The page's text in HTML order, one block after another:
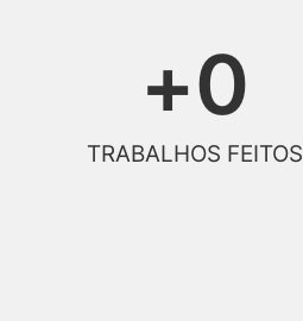
TRABALHOS FEITOS
+0